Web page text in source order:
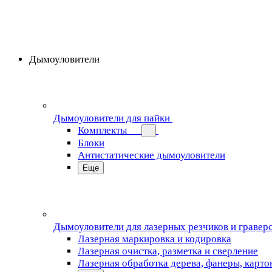
Дымоуловители
Дымоуловители для пайки
Комплекты
Блоки
Антистатические дымоуловители
Еще
Дымоуловители для лазерных резчиков и
Лазерная маркировка и кодировка
Лазерная очистка, разметка и сверление
Лазерная обработка дерева, фанеры,